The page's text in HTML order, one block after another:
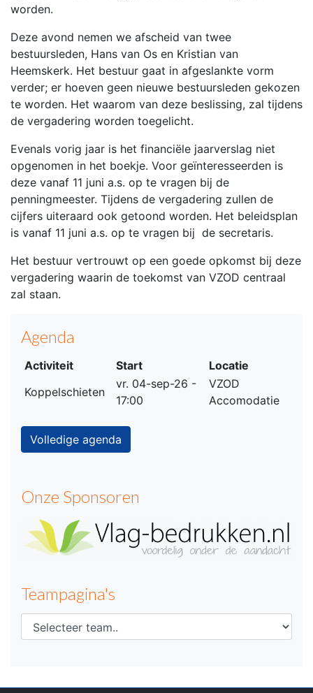
worden.
Deze avond nemen we afscheid van twee
bestuursleden, Hans van Os en Kristian van
Heemskerk. Het bestuur gaat in afgeslankte vorm
verder; er hoeven geen nieuwe bestuursleden gekozen
te worden. Het waarom van deze beslissing, zal tijdens
de vergadering worden toegelicht.
Evenals vorig jaar is het financiële jaarverslag niet
opgenomen in het boekje. Voor geïnteresseerden is
deze vanaf 11 juni a.s. op te vragen bij de
penningmeester. Tijdens de vergadering zullen de
cijfers uiteraard ook getoond worden. Het beleidsplan
is vanaf 11 juni a.s. op te vragen bij de secretaris.
Het bestuur vertrouwt op een goede opkomst bij deze
vergadering waarin de toekomst van VZOD centraal
zal staan.
Agenda
Activiteit Start
Locatie
Koppelschieten
vr. 04-sep-26 -
17:00
VZOD
Accomodatie
Volledige agenda
Onze Sponsoren
Teampagina's